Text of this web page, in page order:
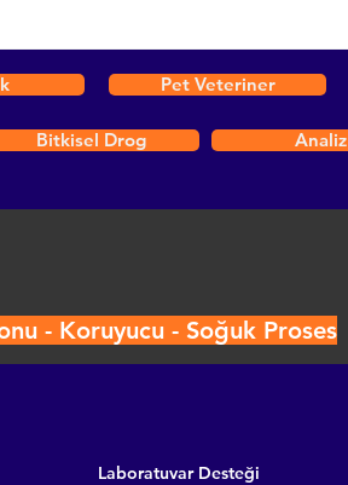
Pet Veteriner
Bitkisel Drog Analiz
- Koruyucu - Soğuk Proses
Laboratuvar Desteği